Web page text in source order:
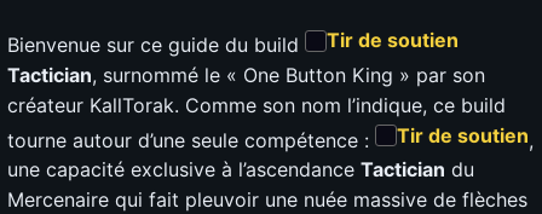
Bienvenue sur ce guide du build
Tir de soutien
Tactician, surnommé le « One Button King » par son
créateur KallTorak. Comme son nom l’indique, ce build
tourne autour d’une seule compétence :
Tir de soutien,
une capacité exclusive à l’ascendance Tactician du
Mercenaire qui fait pleuvoir une nuée massive de flèches